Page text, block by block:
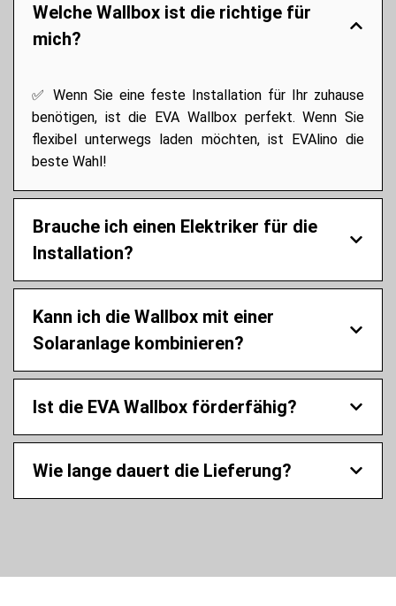
Welche Wallbox ist die richtige für
mich?
✅ Wenn Sie eine feste Installation für Ihr zuhause
benötigen, ist die EVA Wallbox perfekt. Wenn Sie
flexibel unterwegs laden möchten, ist EVAlino die
beste Wahl!
Brauche ich einen Elektriker für die
Installation?
Kann ich die Wallbox mit einer
Solaranlage kombinieren?
Ist die EVA Wallbox förderfähig?
Wie lange dauert die Lieferung?